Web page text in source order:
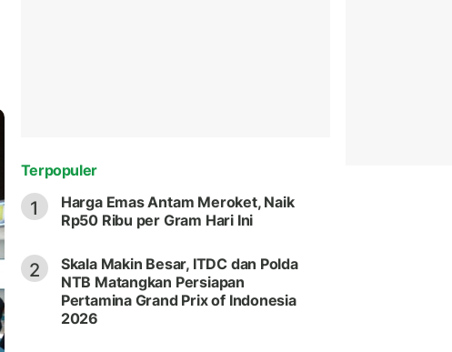
Terpopuler
1
Harga Emas Antam Meroket, Naik
Rp50 Ribu per Gram Hari Ini
2
Skala Makin Besar, ITDC dan Polda
NTB Matangkan Persiapan
Pertamina Grand Prix of Indonesia
2026